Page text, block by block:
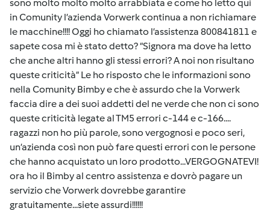
sono molto molto molto arrabbiata e come ho letto qui
in Comunity l’azienda Vorwerk continua a non richiamare
le macchine!!!! Oggi ho chiamato l’assistenza 800841811 e
sapete cosa mi è stato detto? “Signora ma dove ha letto
che anche altri hanno gli stessi errori? A noi non risultano
queste criticità” Le ho risposto che le informazioni sono
nella Comunity Bimby e che è assurdo che la Vorwerk
faccia dire a dei suoi addetti del ne verde che non ci sono
queste criticità legate al TM5 errori c-144 e c-166....
ragazzi non ho più parole, sono vergognosi e poco seri,
un’azienda così non può fare questi errori con le persone
che hanno acquistato un loro prodotto...VERGOGNATEVI!
ora ho il Bimby al centro assistenza e dovrò pagare un
servizio che Vorwerk dovrebbe garantire
gratuitamente...siete assurdi!!!!!!